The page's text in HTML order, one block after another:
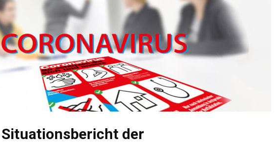
Situationsbericht der